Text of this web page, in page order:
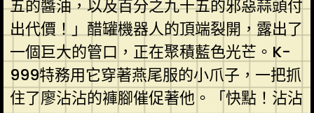
五的醬油，以及百分之九十五的邪惡蒜頭付
出代價！」醋罐機器人的頂端裂開，露出了
一個巨大的管口，正在聚積藍色光芒。K-
999特務用它穿著燕尾服的小爪子，一把抓
住了廖沾沾的褲腳催促著他。「快點！沾沾